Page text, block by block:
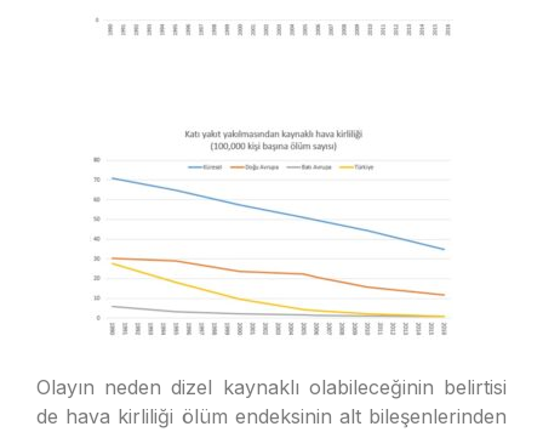
Olayın neden dizel kaynaklı olabileceğinin belirtisi
de hava kirliliği ölüm endeksinin alt bileşenlerinden